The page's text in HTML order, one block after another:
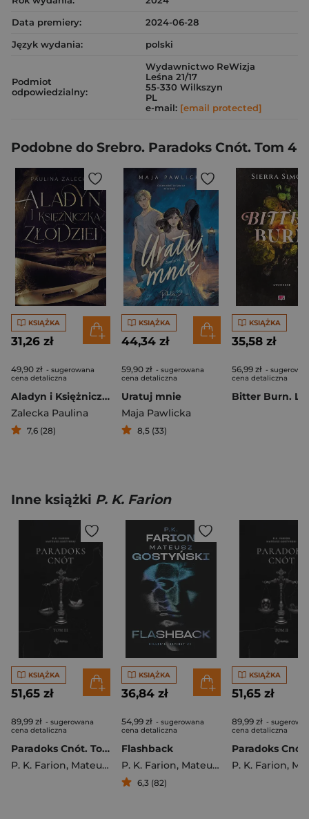
Data premiery:
2024-06-28
Język wydania:
polski
Podmiot
odpowiedzialny:
Wydawnictwo ReWizja
Leśna 21/17
55-330 Wilkszyn
PL
e-mail: [email protected]
Podobne do Srebro. Paradoks Cnót. Tom 4
KSIĄŻKA
31,26 zł
49,90 zł - sugerowana
cena detaliczna
Aladyn i Księżniczka Złodziei
Zalecka Paulina
7,6 (28)
KSIĄŻKA
44,34 zł
59,90 zł - sugerowana
cena detaliczna
Uratuj mnie
Maja Pawlicka
8,5 (33)
KSIĄŻKA
35,58 zł
56,99 zł -
cena detaliczna
Inne książki P. K. Farion
KSIĄŻKA
51,65 zł
89,99 zł - sugerowana
cena detaliczna
Paradoks Cnót. Tom 3
P. K. Farion, Mateusz Gostyński
KSIĄŻKA
36,84 zł
54,99 zł - sugerowana
cena detaliczna
Flashback
P. K. Farion, Mateusz Gostyński
6,3 (82)
KSIĄŻKA
51,65 zł
89,99 zł -
cena detaliczna
P. K. Farion, Mateusz